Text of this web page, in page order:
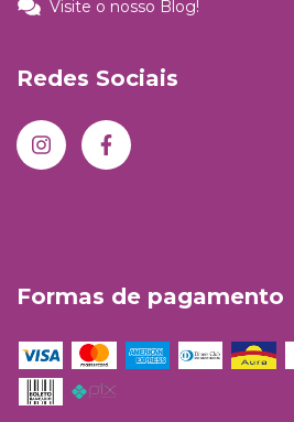
Visite o nosso Blog!
Redes Sociais
Formas de pagamento